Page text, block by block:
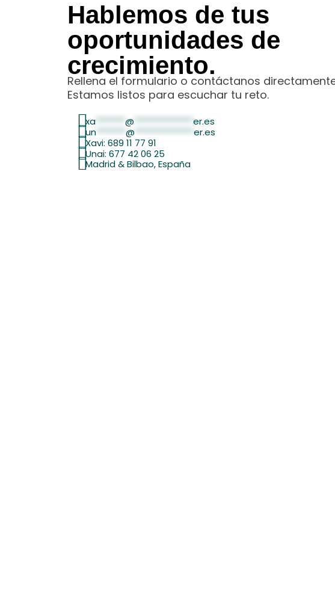
Hablemos de tus
oportunidades de
crecimiento.
Rellena el formulario o contáctanos
Estamos listos para escuchar tu reto.
xa @
er.es
un ******* @ ************** er.es
Xavi: 689 11 77 91
Unai: 677 42 06 25
Madrid & Bilbao, España